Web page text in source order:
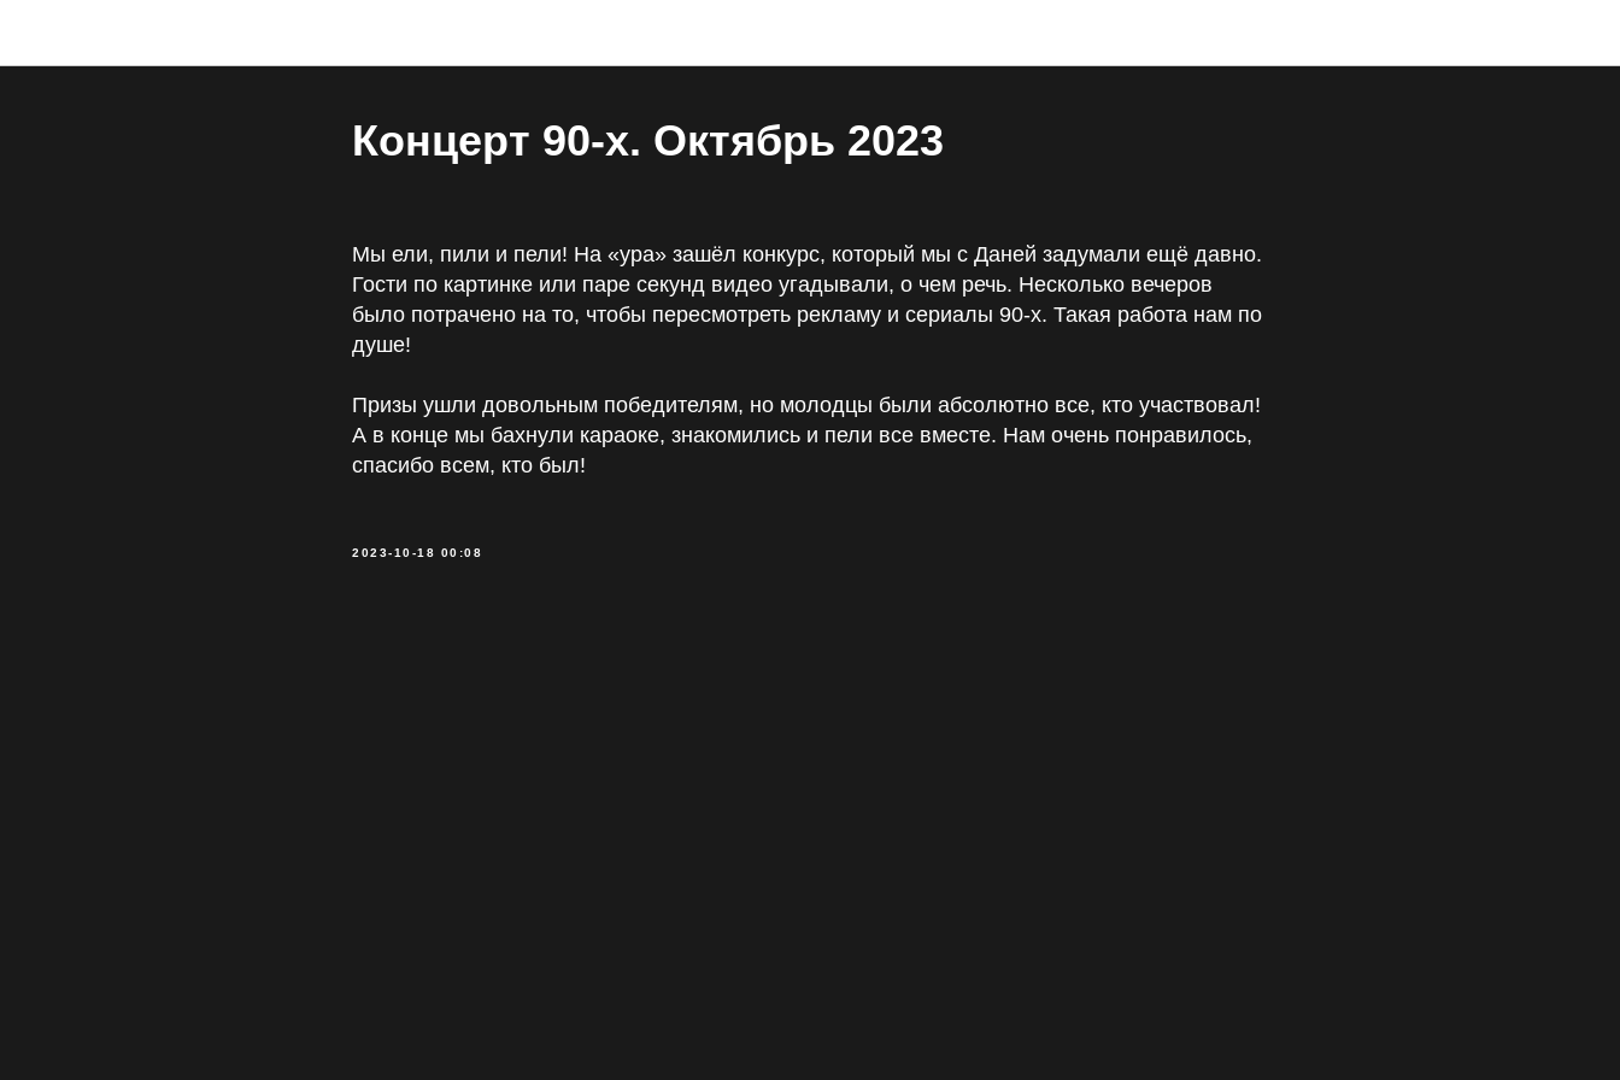
Концерт 90-х. Октябрь 2023
Мы ели, пили и пели! На «ура» зашёл конкурс, который мы с Даней задумали ещё давно.
Гости по картинке или паре секунд видео угадывали, о чем речь. Несколько вечеров
было потрачено на то, чтобы пересмотреть рекламу и сериалы 90-х. Такая работа нам по
душе!
Призы ушли довольным победителям, но молодцы были абсолютно все, кто участвовал!
А в конце мы бахнули караоке, знакомились и пели все вместе. Нам очень понравилось,
спасибо всем, кто был!
2023-10-18 00:08